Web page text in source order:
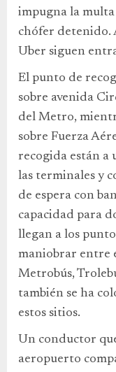
impugna la multa
chófer detenido.
Uber siguen
El punto de
sobre avenida
del Metro,
sobre Fuerza
recogida están a
las terminales y
de espera con
capacidad para
llegan a los
maniobrar entre
Metrobús,
también se ha
estos sitios.
Un conductor
aeropuerto